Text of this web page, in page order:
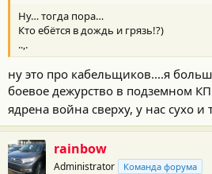
и
:
Ну… тогда пора…
Кто ебётся в дождь и грязь!?)
..,.
ну это про кабельщиков....я
боевое дежурство в подземном
ядрена война сверху, у нас сухо и
rainbow
Administrator Команда форума